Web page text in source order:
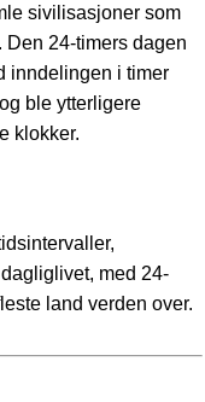
sivilisasjoner som
Den 24-timers dagen
inndelingen i timer
ble ytterligere
klokker.
med 24-
land verden over.